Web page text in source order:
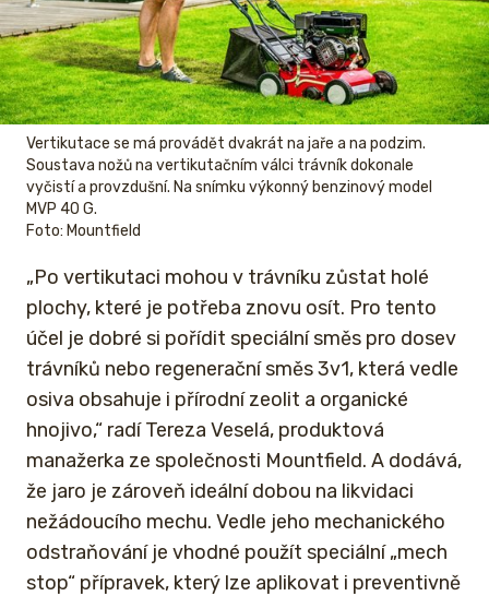
Vertikutace se má provádět dvakrát na jaře a na podzim.
Soustava nožů na vertikutačním válci trávník dokonale
vyčistí a provzdušní. Na snímku výkonný benzinový model
MVP 40 G.
Foto: Mountfield
„Po vertikutaci mohou v trávníku zůstat holé
plochy, které je potřeba znovu osít. Pro tento
účel je dobré si pořídit speciální směs pro dosev
trávníků nebo regenerační směs 3v1, která vedle
osiva obsahuje i přírodní zeolit a organické
hnojivo,“ radí Tereza Veselá, produktová
manažerka ze společnosti Mountfield. A dodává,
že jaro je zároveň ideální dobou na likvidaci
nežádoucího mechu. Vedle jeho mechanického
odstraňování je vhodné použít speciální „mech
stop“ přípravek, který lze aplikovat i preventivně